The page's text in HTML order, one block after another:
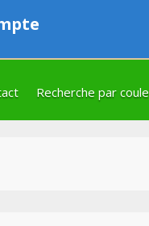
Recherche par